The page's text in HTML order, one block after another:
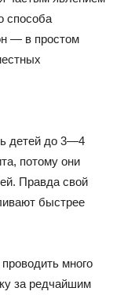
способа
— в простом
детей до 3—4
потому они
Правда свой
быстрее
много
за редчайшим